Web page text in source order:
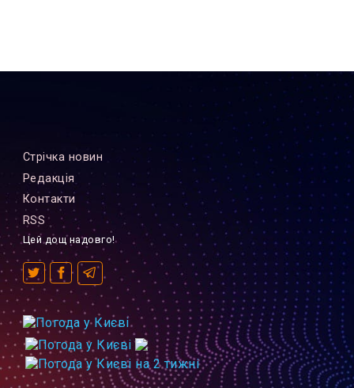
Стрiчка новин
Редакцiя
Контакти
RSS
Цей дощ надовго!